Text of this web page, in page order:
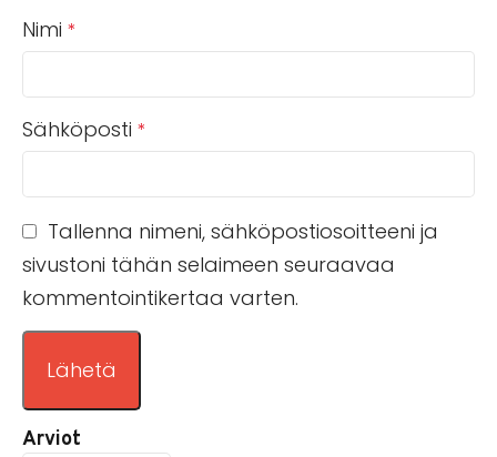
Arviot
Nimi *
Sähköposti *
Tallenna nimeni, sähköpostiosoitteeni ja
sivustoni tähän selaimeen seuraavaa
kommentointikertaa varten.